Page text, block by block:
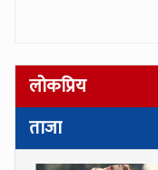
लोकप्रिय
ताजा